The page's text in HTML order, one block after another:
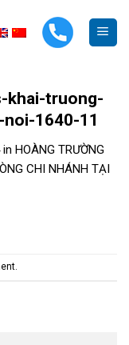
khai-truong-
1640-11
in HOÀNG TRƯỜNG
CHI NHÁNH TẠI